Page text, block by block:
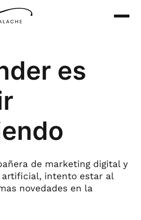
es
de marketing digital y
intento estar al
novedades en la